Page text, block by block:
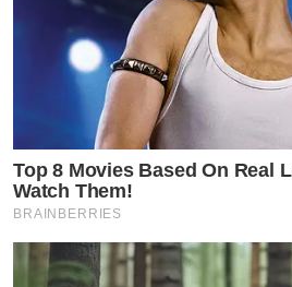
Top 8 Movies Based On Real
Watch Them!
BRAINBERRIES